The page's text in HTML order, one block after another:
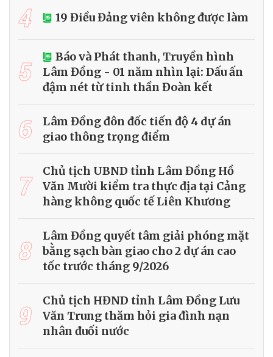
4 19 Điều Đảng viên không được làm
5
Báo và Phát thanh, Truyền hình
Lâm Đồng - 01 năm nhìn lại: Dấu ấn
đậm nét từ tinh thần Đoàn kết
6
Lâm Đồng đôn đốc tiến độ 4 dự án
giao thông trọng điểm
7
Chủ tịch UBND tỉnh Lâm Đồng Hồ
Văn Mười kiểm tra thực địa tại Cảng
hàng không quốc tế Liên Khương
8
Lâm Đồng quyết tâm giải phóng mặt
bằng sạch bàn giao cho 2 dự án cao
tốc trước tháng 9/2026
9
Chủ tịch HĐND tỉnh Lâm Đồng Lưu
Văn Trung thăm hỏi gia đình nạn
nhân đuối nước